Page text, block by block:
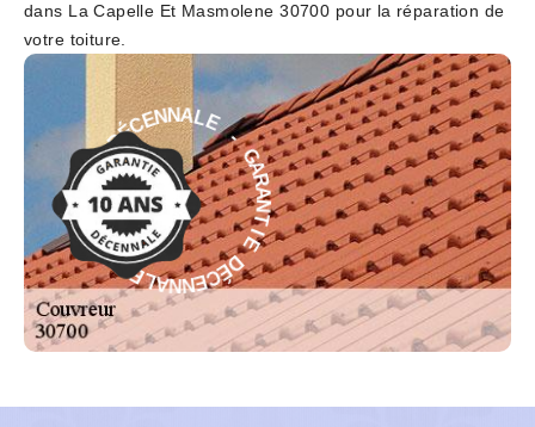
dans La Capelle Et Masmolene 30700 pour la réparation de
votre toiture.
G
A
R
A
N
T
I
E
D
É
C
E
NNALE - GA
R
A
N
T
I
E
D
É
C
E
N
N
A
L
E
-